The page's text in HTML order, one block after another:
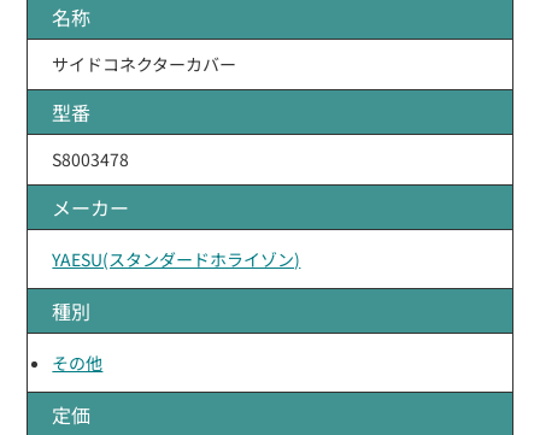
名称
サイドコネクターカバー
型番
S8003478
メーカー
YAESU(スタンダードホライゾン)
種別
その他
定価